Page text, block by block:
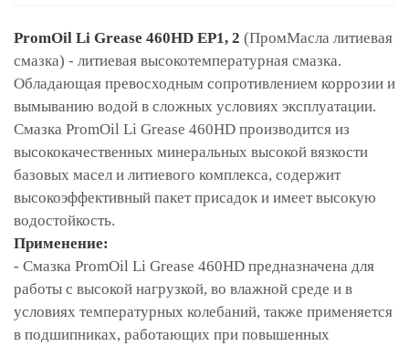
PromOil Li Grease 460HD EP1, 2 (ПромМасла литиевая
смазка) - литиевая высокотемпературная смазка.
Обладающая превосходным сопротивлением коррозии и
вымыванию водой в сложных условиях эксплуатации.
Смазка PromOil Li Grease 460HD производится из
высококачественных минеральных высокой вязкости
базовых масел и литиевого комплекса, содержит
высокоэффективный пакет присадок и имеет высокую
водостойкость.
Применение:
- Смазка PromOil Li Grease 460HD предназначена для
работы с высокой нагрузкой, во влажной среде и в
условиях температурных колебаний, также применяется
в подшипниках, работающих при повышенных